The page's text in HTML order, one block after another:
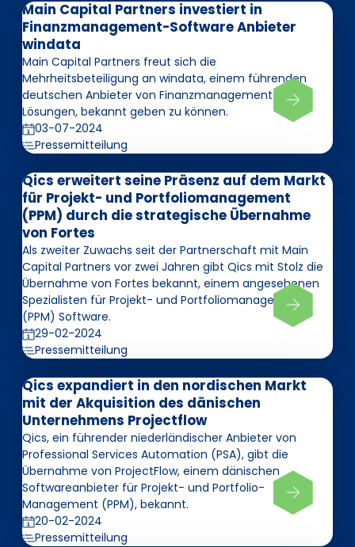
Main Capital Partners investiert in
Finanzmanagement-Software Anbieter
windata
Main Capital Partners freut sich die
Mehrheitsbeteiligung an windata, einem führenden
deutschen Anbieter von Finanzmanagement-
Lösungen, bekannt geben zu können.
03-07-2024
Pressemitteilung
Qics erweitert seine Präsenz auf dem Markt
für Projekt- und Portfoliomanagement
(PPM) durch die strategische Übernahme
von Fortes
Als zweiter Zuwachs seit der Partnerschaft mit Main
Capital Partners vor zwei Jahren gibt Qics mit Stolz die
Übernahme von Fortes bekannt, einem angesehenen
Spezialisten für Projekt- und Portfoliomanagement
(PPM) Software.
29-02-2024
Pressemitteilung
Qics expandiert in den nordischen Markt
mit der Akquisition des dänischen
Unternehmens Projectflow
Qics, ein führender niederländischer Anbieter von
Professional Services Automation (PSA), gibt die
Übernahme von ProjectFlow, einem dänischen
Softwareanbieter für Projekt- und Portfolio-
Management (PPM), bekannt.
20-02-2024
Pressemitteilung